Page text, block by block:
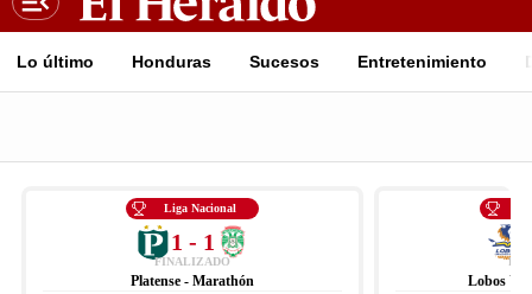
Lo último Honduras Sucesos Entretenimiento
Liga Nacional
1 - 1
FINALIZADO
Platense - Marathón Lobos